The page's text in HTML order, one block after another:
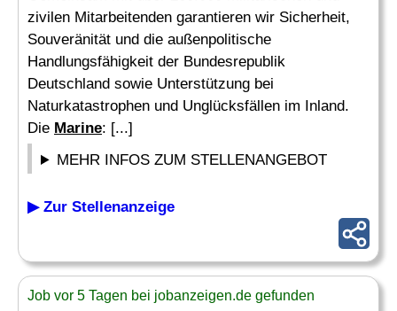
zivilen Mitarbeitenden garantieren wir Sicherheit,
Souveränität und die außenpolitische
Handlungsfähigkeit der Bundesrepublik
Deutschland sowie Unterstützung bei
Naturkatastrophen und Unglücksfällen im Inland.
Die Marine: [...]
MEHR INFOS ZUM STELLENANGEBOT
▶ Zur Stellenanzeige
Job vor 5 Tagen bei jobanzeigen.de gefunden